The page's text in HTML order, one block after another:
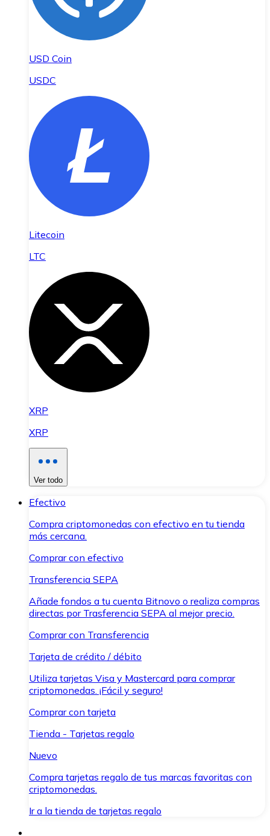
USD Coin
USDC
Litecoin
LTC
XRP
XRP
Ver todo
Efectivo
Compra criptomonedas con efectivo en tu tienda
más cercana.
Comprar con efectivo
Transferencia SEPA
Añade fondos a tu cuenta Bitnovo o realiza compras
directas por Trasferencia SEPA al mejor precio.
Comprar con Transferencia
Tarjeta de crédito / débito
Utiliza tarjetas Visa y Mastercard para comprar
criptomonedas. ¡Fácil y seguro!
Comprar con tarjeta
Tienda - Tarjetas regalo
Nuevo
Compra tarjetas regalo de tus marcas favoritas con
criptomonedas.
Ir a la tienda de tarjetas regalo